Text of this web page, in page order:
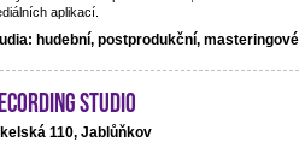
aplikací.
hudební, postprodukční, masteringové
Studio
110, Jablůňkov